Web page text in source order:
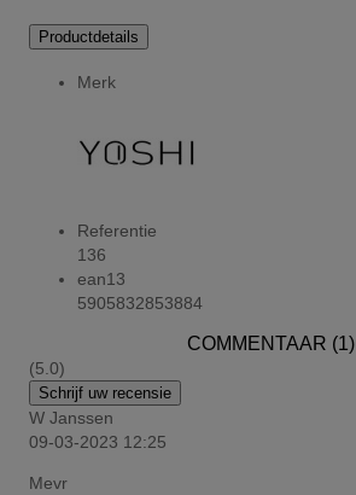
Productdetails
Merk
Referentie
136
ean13
5905832853884
COMMENTAAR (1)
(5.0)
Schrijf uw recensie
W Janssen
09-03-2023 12:25
Mevr